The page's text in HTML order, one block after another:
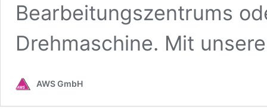
Bearbeitungszentrums
Drehmaschine. Mit
AWS GmbH